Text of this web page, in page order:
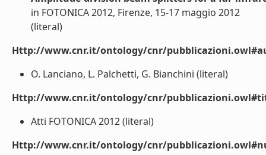
in FOTONICA 2012, Firenze, 15-17 maggio 2012
(literal)
Http://www.cnr.it/ontology/cnr/
O. Lanciano, L. Palchetti, G. Bianchini (literal)
Http://www.cnr.it/ontology/cnr/
Atti FOTONICA 2012 (literal)
Http://www.cnr.it/ontology/cnr/